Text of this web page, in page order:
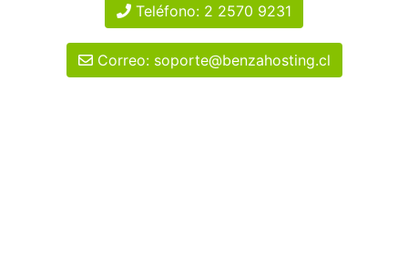
Teléfono: 2 2570 9231
Correo: soporte@benzahosting.cl